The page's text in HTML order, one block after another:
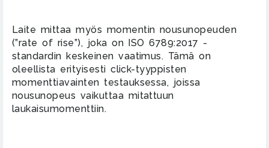
Laite mittaa myös momentin nousunopeuden
(”rate of rise”), joka on ISO 6789:2017 -
standardin keskeinen vaatimus. Tämä on
oleellista erityisesti click-tyyppisten
momenttiavainten testauksessa, joissa
nousunopeus vaikuttaa mitattuun
laukaisumomenttiin.